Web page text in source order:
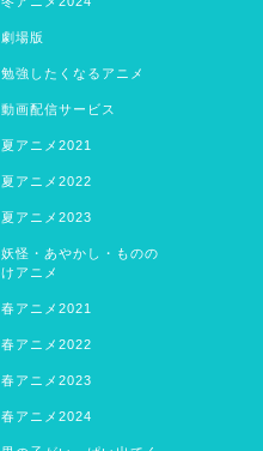
劇場版
勉強したくなるアニメ
動画配信サービス
夏アニメ2021
夏アニメ2022
夏アニメ2023
妖怪・あやかし・ものの
けアニメ
春アニメ2021
春アニメ2022
春アニメ2023
春アニメ2024